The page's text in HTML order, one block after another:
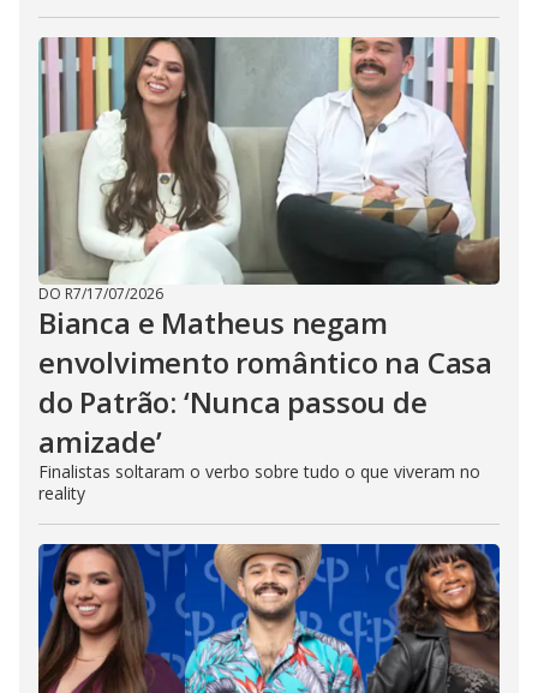
DO R7/17/07/2026
Bianca e Matheus negam
envolvimento romântico na Casa
do Patrão: ‘Nunca passou de
amizade’
Finalistas soltaram o verbo sobre tudo o que viveram no
reality